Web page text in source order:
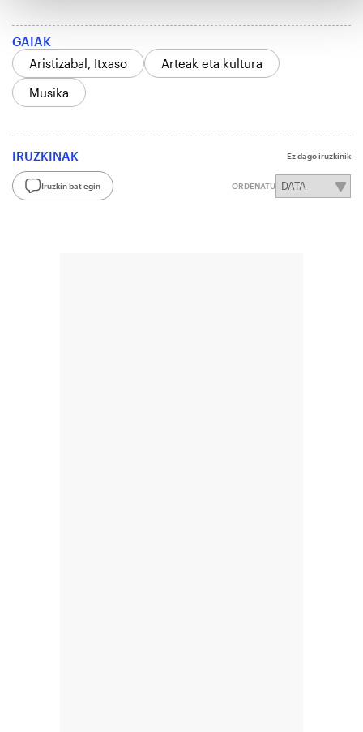
GAIAK
Aristizabal, Itxaso
Arteak eta kultura
Musika
IRUZKINAK Ez dago iruzkinik
Iruzkin bat egin ORDENATU